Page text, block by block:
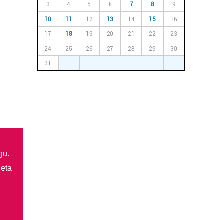
3 4 5 6 7 8 9
10 11 12 13 14 15 16
17 18 19 20 21 22 23
24 25 26 27 28 29 30
31